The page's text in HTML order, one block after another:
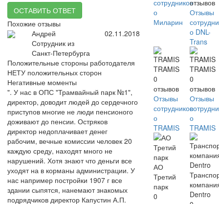
ОСТАВИТЬ ОТВЕТ
Похожие отзывы
Андрей
Сотрудник из
Санкт-Петербурга
02.11.2018
Положительные стороны работодателя
НЕТУ положительных сторон
Негативные моменты
". У нас в ОПС "Трамвайный парк №1",
директор, доводит людей до сердечного
приступов многие не люди пенсионого
доживают до пенсии. Остряков
директор недоплачивает денег
рабочим, вечные комиссии человек 20
каждую среду, находят много не
нарушений. Хотя знают что деньги все
уходят на в корманы администрации. У
нас например постройки 1907 г все
здании сыпятся, нанемают знакомых
подрядчиков директор Капустин А.П.
сотрудников
о
Миларин
отзывов
Отзывы
о DNL-
Trans
TRAMIS
0
отзывов
Отзывы
сотрудников
о
TRAMIS
TRAMIS
0
отзывов
Отзывы
о
TRAMIS
АО
Третий
парк
0
Dentro